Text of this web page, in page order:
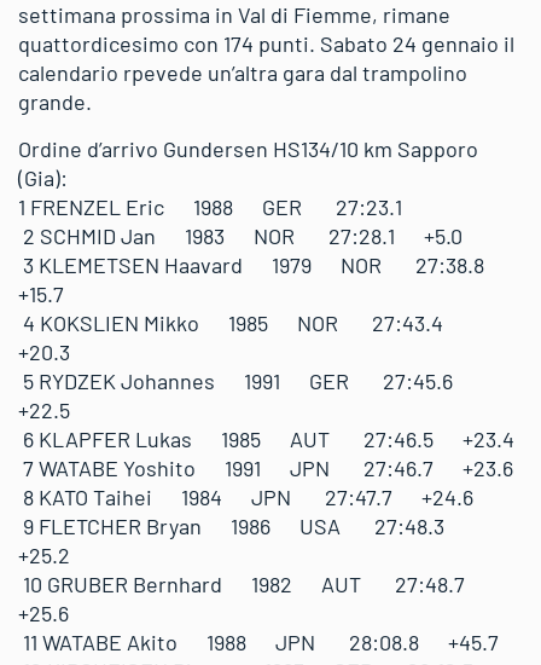
settimana prossima in Val di Fiemme, rimane
quattordicesimo con 174 punti. Sabato 24 gennaio il
calendario rpevede un’altra gara dal trampolino
grande.
Ordine d’arrivo Gundersen HS134/10 km Sapporo
(Gia):
1 FRENZEL Eric 1988 GER 27:23.1
2 SCHMID Jan 1983 NOR 27:28.1 +5.0
3 KLEMETSEN Haavard 1979 NOR 27:38.8
+15.7
4 KOKSLIEN Mikko 1985 NOR 27:43.4
+20.3
5 RYDZEK Johannes 1991 GER 27:45.6
+22.5
6 KLAPFER Lukas 1985 AUT 27:46.5 +23.4
7 WATABE Yoshito 1991 JPN 27:46.7 +23.6
8 KATO Taihei 1984 JPN 27:47.7 +24.6
9 FLETCHER Bryan 1986 USA 27:48.3
+25.2
10 GRUBER Bernhard 1982 AUT 27:48.7
+25.6
11 WATABE Akito 1988 JPN 28:08.8 +45.7